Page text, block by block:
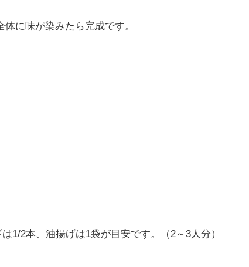
に味が染みたら完成です。
1/2本、油揚げは1袋が目安です。（2～3人分）